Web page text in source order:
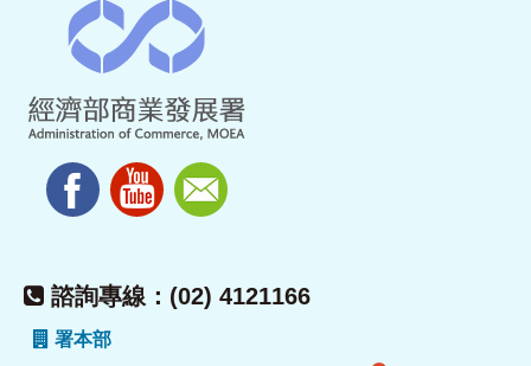
諮詢專線：(02) 4121166
署本部